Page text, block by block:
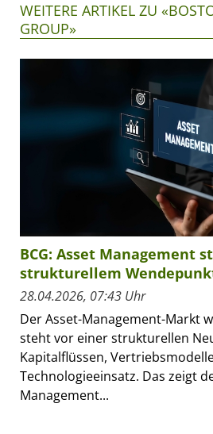
WEITERE ARTIKEL ZU
GROUP»
BCG: Asset Management
strukturellem
28.04.2026, 07:43 Uhr
Der Asset-Management-Markt
steht vor einer strukturellen
Kapitalflüssen,
Technologieeinsatz. Das zeigt
Management...